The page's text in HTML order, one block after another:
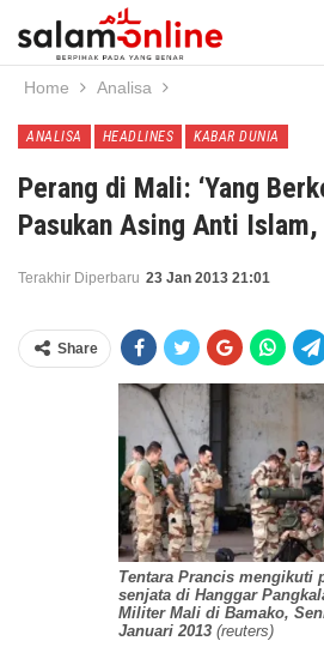
Home Analisa
ANALISA HEADLINES KABAR DUNIA
Perang di Mali: ‘Yang
Pasukan Asing Anti Islam,
Terakhir Diperbaru 23 Jan 2013 21:01
Share
Tentara Prancis mengikuti
senjata di Hanggar
Militer Mali di Bamako,
Januari 2013(reuters)